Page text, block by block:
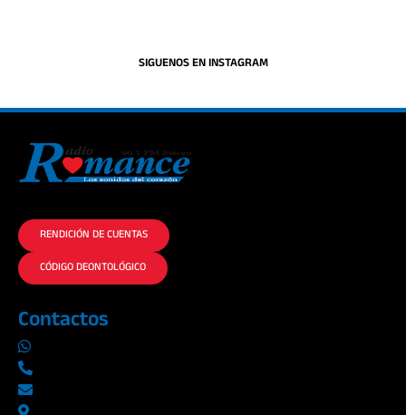
SIGUENOS EN INSTAGRAM
RENDICIÓN DE CUENTAS
CÓDIGO DEONTOLÓGICO
Contactos